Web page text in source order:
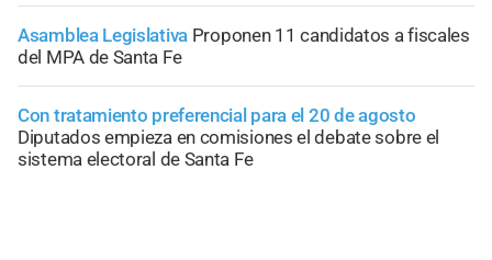
Asamblea Legislativa Proponen 11 candidatos a fiscales
del MPA de Santa Fe
Con tratamiento preferencial para el 20 de agosto
Diputados empieza en comisiones el debate sobre el
sistema electoral de Santa Fe